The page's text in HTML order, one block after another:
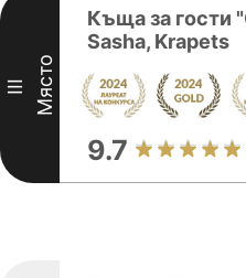
III Място
Къща за гости
Sasha, Krapets
9.7